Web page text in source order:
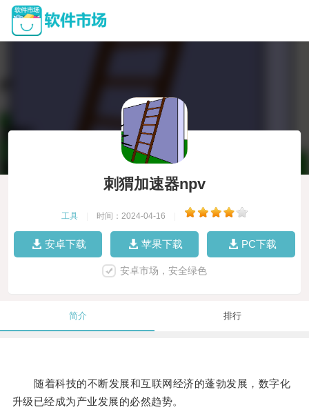
刺猬加速器npv
工具 时间：2024-04-16
安卓下载 苹果下载 PC下载
安卓市场，安全绿色
简介 排行
随着科技的不断发展和互联网经济的蓬勃发展，数字化
升级已经成为产业发展的必然趋势。